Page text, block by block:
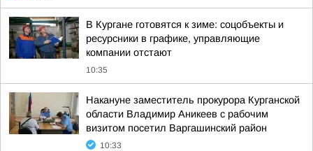
В Кургане готовятся к зиме: соцобъекты и
ресурсники в графике, управляющие
компании отстают
10:35
Накануне заместитель прокурора Курганской
области Владимир Аникеев с рабочим
визитом посетил Варгашинский район
10:33